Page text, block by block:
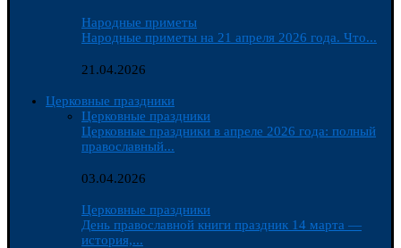
Народные приметы
Народные приметы на 21 апреля 2026 года. Что...
21.04.2026
Церковные праздники
Церковные праздники
Церковные праздники в апреле 2026 года: полный
православный...
03.04.2026
Церковные праздники
День православной книги праздник 14 марта —
история,...